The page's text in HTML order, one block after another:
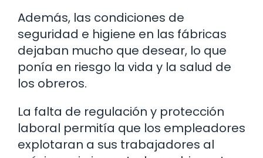
Además, las condiciones de
seguridad e higiene en las fábricas
dejaban mucho que desear, lo que
ponía en riesgo la vida y la salud de
los obreros.
La falta de regulación y protección
laboral permitía que los empleadores
explotaran a sus trabajadores al